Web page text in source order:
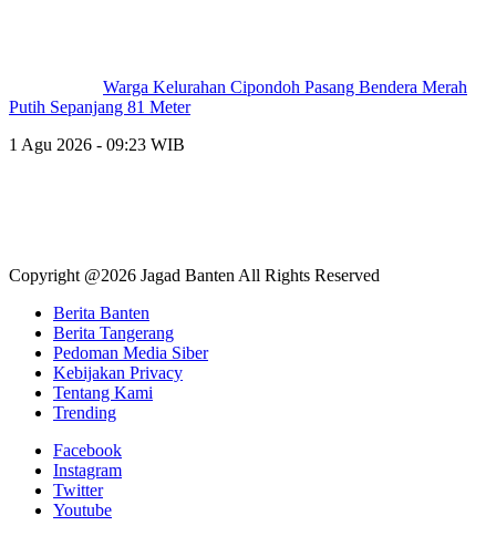
Warga Kelurahan Cipondoh Pasang Bendera Merah
Putih Sepanjang 81 Meter
1 Agu 2026 - 09:23 WIB
Copyright @2026 Jagad Banten All Rights Reserved
Berita Banten
Berita Tangerang
Pedoman Media Siber
Kebijakan Privacy
Tentang Kami
Trending
Facebook
Instagram
Twitter
Youtube